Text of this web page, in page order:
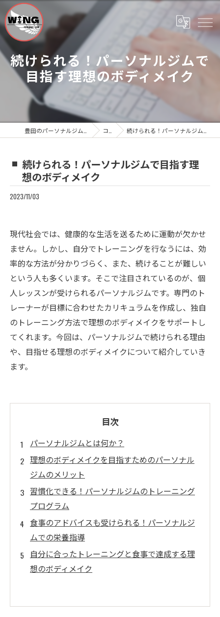
続けられる！パーソナルジムで
目指す理想のボディメイク
コラム 続けられる！パーソナルジムで目指す理想のボディメイク
続けられる！パーソナルジムで目指す理
想のボディメイク
2023/11/03
現代社会では、健康的な生活を送るために運動が欠かせ
ません。しかし、自分でトレーニングを行なうには、効
率的な方法が分かりづらく、また、続けることが難しい
という人も多くいます。そこで注目されているのが、個
人レッスンが受けられるパーソナルジムです。専門のト
レーナーが目標に合わせたカリキュラムを作成し、独自
のトレーニング方法で理想のボディメイクをサポートし
てくれます。今回は、パーソナルジムで続けられる理由
や、目指せる理想のボディメイクについて紹介していき
ます。
目次
パーソナルジムとは何か？
理想のボディメイクを目指すためのパーソナル
ジムのメリット
習慣化できる！パーソナルジムのトレーニング
プログラム
食事のアドバイスも受けられる！パーソナルジ
ムでの栄養指導
自分に合ったトレーニングと食事で達成する理
想のボディメイク